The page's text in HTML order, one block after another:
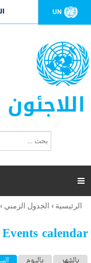
UN
ت
ر
ل
ح
ب

أنت
هنا
الرئيسية › الجدول الزمني ›
Events calendar